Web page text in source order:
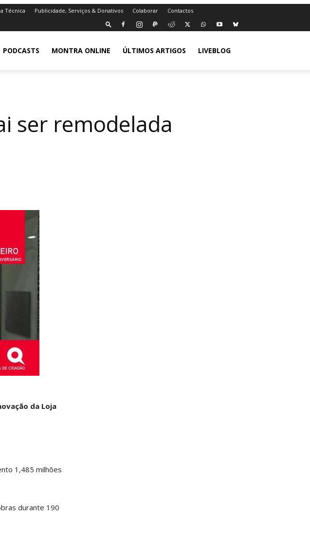
Técnica Publicidade, Serviços & Donativos Colaborar Contactos
PODCASTS MONTRA ONLINE ÚLTIMOS ARTIGOS LIVEBLOG
ser remodelada
da Loja
1,485 milhões
durante 190